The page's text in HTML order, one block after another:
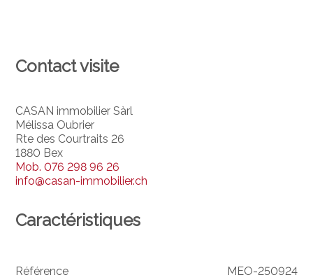
Contact visite
CASAN immobilier Sàrl
Mélissa Oubrier
Rte des Courtraits 26
1880 Bex
Mob.076 298 96 26
info@casan-immobilier.ch
Caractéristiques
Référence MEO-250924